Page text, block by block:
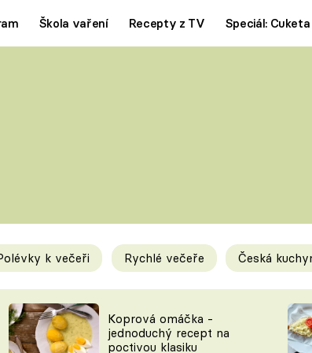
Škola vaření Recepty z TV Speciál: Cuketa
Tipy a triky
KAM ZA JÍDLEM
k večeři Rychlé večeře Česká
Koprová omáčka -
jednoduchý recept na
poctivou klasiku